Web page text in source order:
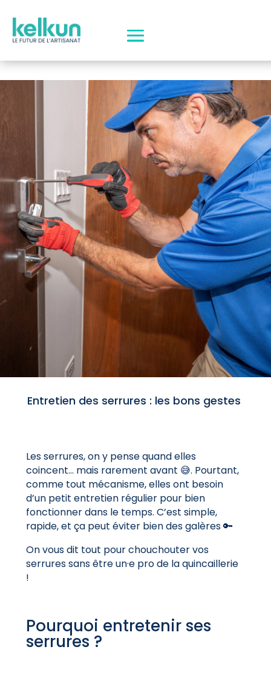
Entretien des serrures : les bons gestes
Les serrures, on y pense quand elles
coincent… mais rarement avant 😅. Pourtant,
comme tout mécanisme, elles ont besoin
d’un petit entretien régulier pour bien
fonctionner dans le temps. C’est simple,
rapide, et ça peut éviter bien des galères 🔑
On vous dit tout pour chouchouter vos
serrures sans être un·e pro de la quincaillerie
!
Pourquoi entretenir ses
serrures ?